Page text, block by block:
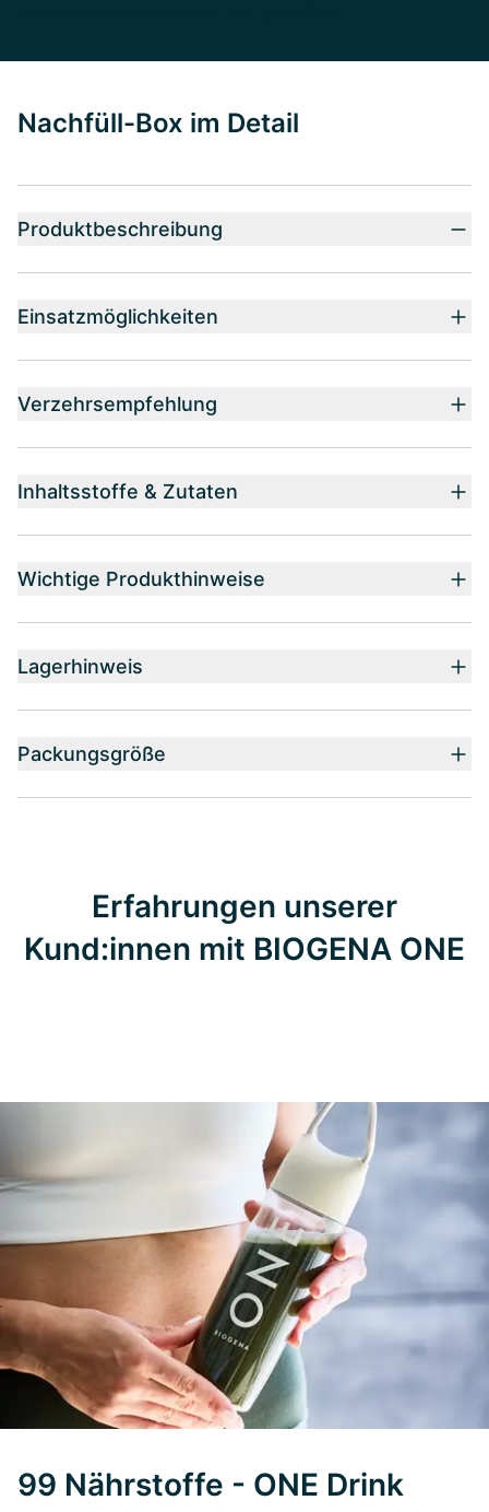
Nachfüll-Box im Detail
Produktbeschreibung
Einsatzmöglichkeiten
Verzehrsempfehlung
Inhaltsstoffe & Zutaten
Wichtige Produkthinweise
Lagerhinweis
Packungsgröße
Erfahrungen unserer
Kund:innen mit BIOGENA ONE
99 Nährstoffe - ONE Drink